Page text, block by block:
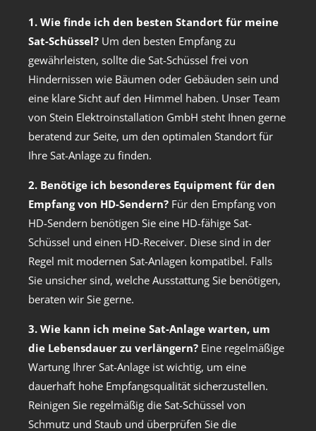
1. Wie finde ich den besten Standort für meine
Sat-Schüssel? Um den besten Empfang zu
gewährleisten, sollte die Sat-Schüssel frei von
Hindernissen wie Bäumen oder Gebäuden sein und
eine klare Sicht auf den Himmel haben. Unser Team
von Stein Elektroinstallation GmbH steht Ihnen gerne
beratend zur Seite, um den optimalen Standort für
Ihre Sat-Anlage zu finden.
2. Benötige ich besonderes Equipment für den
Empfang von HD-Sendern? Für den Empfang von
HD-Sendern benötigen Sie eine HD-fähige Sat-
Schüssel und einen HD-Receiver. Diese sind in der
Regel mit modernen Sat-Anlagen kompatibel. Falls
Sie unsicher sind, welche Ausstattung Sie benötigen,
beraten wir Sie gerne.
3. Wie kann ich meine Sat-Anlage warten, um
die Lebensdauer zu verlängern? Eine regelmäßige
Wartung Ihrer Sat-Anlage ist wichtig, um eine
dauerhaft hohe Empfangsqualität sicherzustellen.
Reinigen Sie regelmäßig die Sat-Schüssel von
Schmutz und Staub und überprüfen Sie die